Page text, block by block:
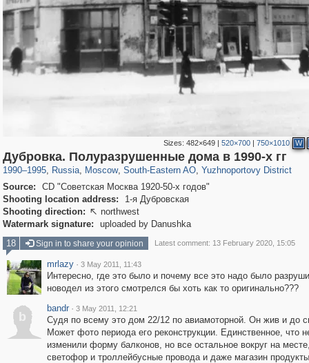
Sizes: 482×649| 520×700| 750×1010 W
Дубровка. Полуразрушенные дома в 1990-х гг
1990–1995, Russia
1,407,373 29,248
, Moscow
319,882 8,286
, South-Eastern AO
11,379 197
, Yuzhnoportovy District
1,124 4
Source:
CD "Советская Москва 1920-50-х годов"
Shooting location address:
1-я Дубровская
Shooting direction:  northwest
Watermark signature:
uploaded by Danushka
18
Sign in to share your opinion Latest comment: 13 February 2020, 15:05
mrlazy · 3 May 2011, 11:43
Интересно, где это было и почему все это надо было
новодел из этого смотрелся бы хоть как то оригинально???
b
bandr · 3 May 2011, 12:21
Судя по всему это дом 22/12 по авиамоторной. Он жив и до
Может фото периода его реконструкции. Единственное, что
изменили форму балконов, но все остальное вокруг на
светофор и троллейбусные провода и даже магазин